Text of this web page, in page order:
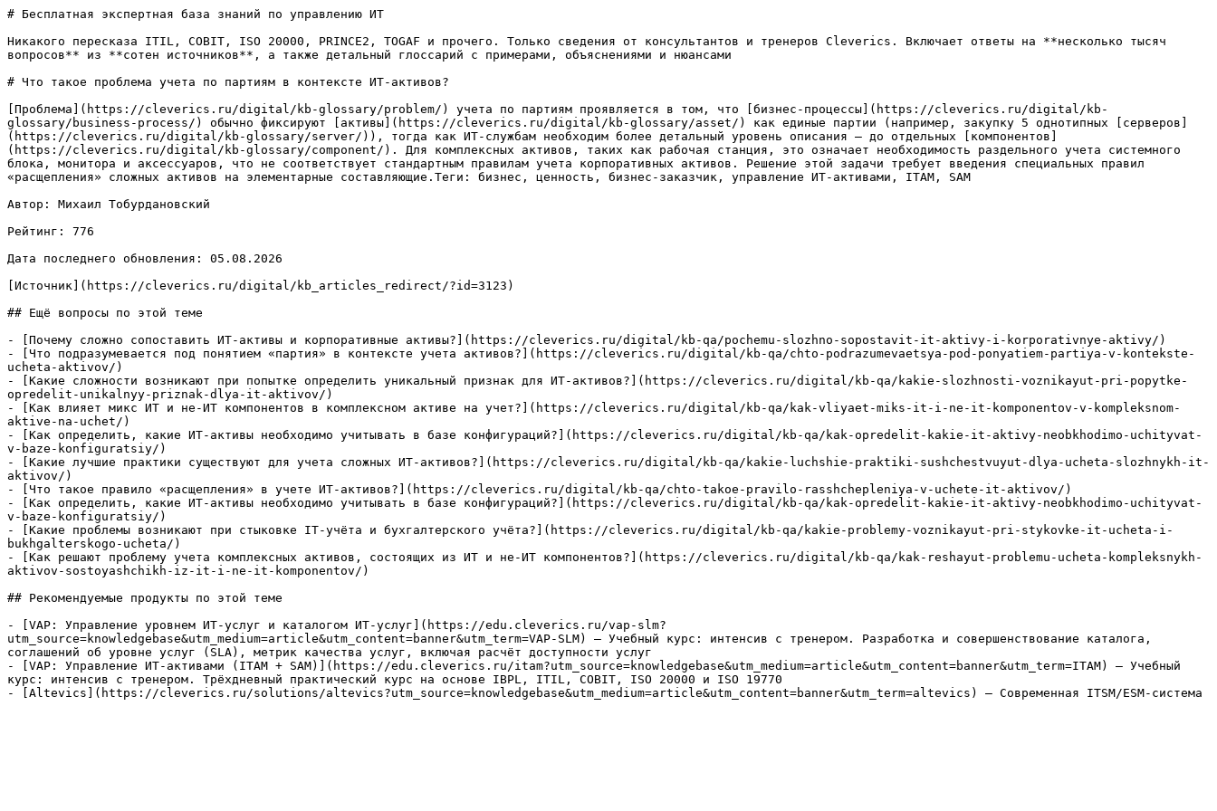
# Бесплатная экспертная база знаний по управлению ИТ
Никакого пересказа ITIL, COBIT, ISO 20000, PRINCE2, TOGAF и прочего. Только сведения от консультантов и тренеров Cleverics. Включает ответы на **несколько тысяч
вопросов** из **сотен источников**, а также детальный глоссарий с примерами, объяснениями и нюансами
# Что такое проблема учета по партиям в контексте ИТ-активов?
[Проблема](https://cleverics.ru/digital/kb-glossary/problem/) учета по партиям проявляется в том, что [бизнес-процессы](https://cleverics.ru/digital/kb-
glossary/business-process/) обычно фиксируют [активы](https://cleverics.ru/digital/kb-glossary/asset/) как единые партии (например, закупку 5 однотипных [серверов]
(https://cleverics.ru/digital/kb-glossary/server/)), тогда как ИТ-службам необходим более детальный уровень описания — до отдельных [компонентов]
(https://cleverics.ru/digital/kb-glossary/component/). Для комплексных активов, таких как рабочая станция, это означает необходимость раздельного учета системного
блока, монитора и аксессуаров, что не соответствует стандартным правилам учета корпоративных активов. Решение этой задачи требует введения специальных правил
«расщепления» сложных активов на элементарные составляющие.Теги: бизнес, ценность, бизнес-заказчик, управление ИТ-активами, ITAM, SAM
Автор: Михаил Тобурдановский
Рейтинг: 776
Дата последнего обновления: 05.08.2026
[Источник](https://cleverics.ru/digital/kb_articles_redirect/?id=3123)
## Ещё вопросы по этой теме
- [Почему сложно сопоставить ИТ-активы и корпоративные активы?](https://cleverics.ru/digital/kb-qa/pochemu-slozhno-sopostavit-it-aktivy-i-korporativnye-aktivy/)
- [Что подразумевается под понятием «партия» в контексте учета активов?](https://cleverics.ru/digital/kb-qa/chto-podrazumevaetsya-pod-ponyatiem-partiya-v-kontekste-
ucheta-aktivov/)
- [Какие сложности возникают при попытке определить уникальный признак для ИТ-активов?](https://cleverics.ru/digital/kb-qa/kakie-slozhnosti-voznikayut-pri-popytke-
opredelit-unikalnyy-priznak-dlya-it-aktivov/)
- [Как влияет микс ИТ и не-ИТ компонентов в комплексном активе на учет?](https://cleverics.ru/digital/kb-qa/kak-vliyaet-miks-it-i-ne-it-komponentov-v-kompleksnom-
aktive-na-uchet/)
- [Как определить, какие ИТ-активы необходимо учитывать в базе конфигураций?](https://cleverics.ru/digital/kb-qa/kak-opredelit-kakie-it-aktivy-neobkhodimo-uchityvat-
v-baze-konfiguratsiy/)
- [Какие лучшие практики существуют для учета сложных ИТ-активов?](https://cleverics.ru/digital/kb-qa/kakie-luchshie-praktiki-sushchestvuyut-dlya-ucheta-slozhnykh-it-
aktivov/)
- [Что такое правило «расщепления» в учете ИТ-активов?](https://cleverics.ru/digital/kb-qa/chto-takoe-pravilo-rasshchepleniya-v-uchete-it-aktivov/)
- [Как определить, какие ИТ-активы необходимо учитывать в базе конфигураций?](https://cleverics.ru/digital/kb-qa/kak-opredelit-kakie-it-aktivy-neobkhodimo-uchityvat-
v-baze-konfiguratsiy/)
- [Какие проблемы возникают при стыковке IT-учёта и бухгалтерского учёта?](https://cleverics.ru/digital/kb-qa/kakie-problemy-voznikayut-pri-stykovke-it-ucheta-i-
bukhgalterskogo-ucheta/)
- [Как решают проблему учета комплексных активов, состоящих из ИТ и не-ИТ компонентов?](https://cleverics.ru/digital/kb-qa/kak-reshayut-problemu-ucheta-kompleksnykh-
aktivov-sostoyashchikh-iz-it-i-ne-it-komponentov/)
## Рекомендуемые продукты по этой теме
- [VAP: Управление уровнем ИТ-услуг и каталогом ИТ-услуг](https://edu.cleverics.ru/vap-slm?
utm_source=knowledgebase&utm_medium=article&utm_content=banner&utm_term=VAP-SLM) — Учебный курс: интенсив с тренером. Разработка и совершенствование каталога,
соглашений об уровне услуг (SLA), метрик качества услуг, включая расчёт доступности услуг
- [VAP: Управление ИТ-активами (ITAM + SAM)](https://edu.cleverics.ru/itam?utm_source=knowledgebase&utm_medium=article&utm_content=banner&utm_term=ITAM) — Учебный
курс: интенсив с тренером. Трёхдневный практический курс на основе IBPL, ITIL, COBIT, ISO 20000 и ISO 19770
- [Altevics](https://cleverics.ru/solutions/altevics?utm_source=knowledgebase&utm_medium=article&utm_content=banner&utm_term=altevics) — Современная ITSM/ESM-система